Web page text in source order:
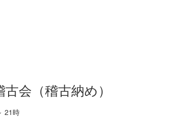
会（稽古納め）
21時